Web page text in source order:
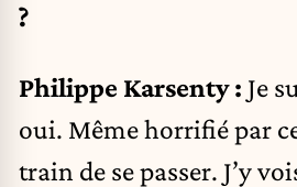
?
Philippe Karsenty : Je
oui. Même horrifié par
train de se passer. J’y